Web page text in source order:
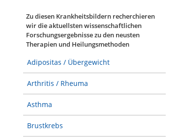
Zu diesen Krankheitsbildern recherchieren
wir die aktuellsten wissenschaftlichen
Forschungs­ergebnisse zu den neusten
Therapien und Heilungsmethoden
Adipositas / Übergewicht
Arthritis / Rheuma
Asthma
Brustkrebs